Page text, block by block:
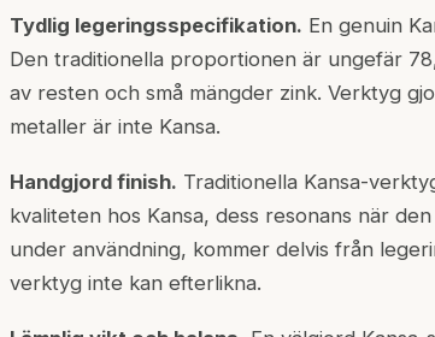
Tydlig legeringsspecifikation. En genuin
Den traditionella proportionen är ungefär
av resten och små mängder zink. Verktyg
metaller är inte Kansa.
Handgjord finish. Traditionella Kansa-
kvaliteten hos Kansa, dess resonans när
under användning, kommer delvis från
verktyg inte kan efterlikna.